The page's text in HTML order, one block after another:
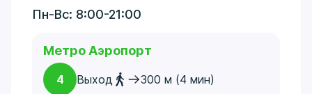
Пн-Вс: 8:00-21:00
Метро Аэропорт
4 Выход 300 м (4 мин)